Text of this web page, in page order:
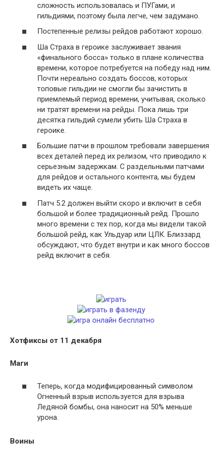
сложность использовалась и ПУГами, и
гильдиями, поэтому была легче, чем задумано.
Постепенные релизы рейдов работают хорошо.
Ша Страха в героике заслуживает звания
«финального босса» только в плане количества
времени, которое потребуется на победу над ним.
Почти нереально создать боссов, которых
топовые гильдии не смогли бы зачистить в
приемлемый период времени, учитывая, сколько
ни тратят времени на рейды. Пока лишь три
десятка гильдий сумели убить Ша Страха в
героике.
Большие патчи в прошлом требовали завершения
всех деталей перед их релизом, что приводило к
серьезным задержкам. С раздельными патчами
для рейдов и остального контента, мы будем
видеть их чаще.
Патч 5.2 должен выйти скоро и включит в себя
большой и более традиционный рейд. Прошло
много времени с тех пор, когда мы видели такой
большой рейд, как Ульдуар или ЦЛК. Близзард
обсуждают, что будет внутри и как много боссов
рейд включит в себя.
Хотфиксы от 11 декабря
Маги
Теперь, когда модифицированный символом
Огненный взрыв используется для взрыва
Ледяной бомбы, она наносит на 50% меньше
урона.
Воины